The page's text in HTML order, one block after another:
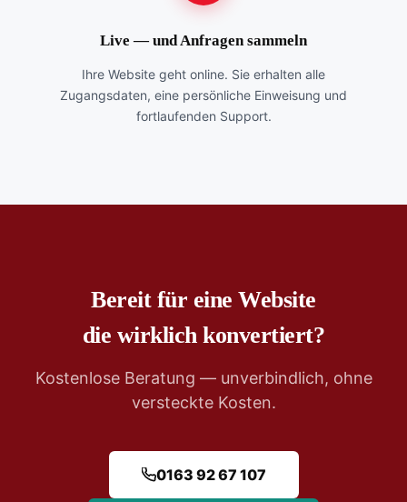
Live — und Anfragen sammeln
Ihre Website geht online. Sie erhalten alle
Zugangsdaten, eine persönliche Einweisung und
fortlaufenden Support.
Bereit für eine Website
die wirklich konvertiert?
Kostenlose Beratung — unverbindlich, ohne
versteckte Kosten.
0163 92 67 107